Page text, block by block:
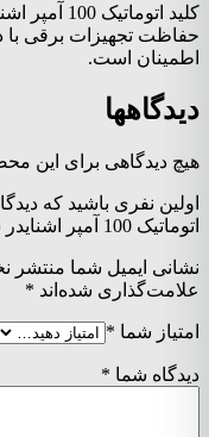
حفاظت تجهیزات برقی با
اطمینان است.
دیدگاهها
هیچ دیدگاهی برای این
اولین نفری باشید که
اتوماتیک 100 آمپر اشنایدر سه پل 50kA”
نشانی ایمیل شما منتشر
علامت‌گذاری شده‌اند *
امتیاز شما *
دیدگاه شما *